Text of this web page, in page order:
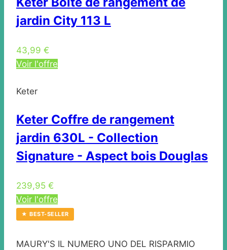
jardin City 113 L
43,99 €
Voir l'offre
Keter
Keter Coffre de rangement
jardin 630L - Collection
Signature - Aspect bois Douglas
239,95 €
Voir l'offre
★ BEST-SELLER
MAURY'S IL NUMERO UNO DEL RISPARMIO